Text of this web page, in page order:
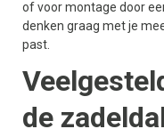
of voor montage door
denken graag met je
past.
de